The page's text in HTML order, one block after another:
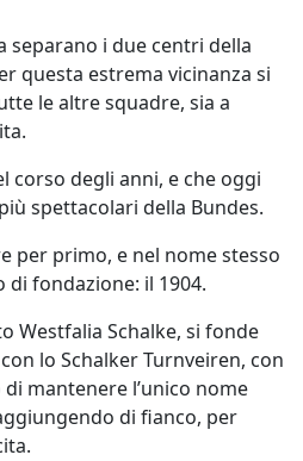
separano i due centri della
questa estrema vicinanza si
le altre squadre, sia a
corso degli anni, e che oggi
spettacolari della Bundes.
per primo, e nel nome stesso
di fondazione: il 1904.
Westfalia Schalke, si fonde
lo Schalker Turnveiren, con
mantenere l’unico nome
di fianco, per